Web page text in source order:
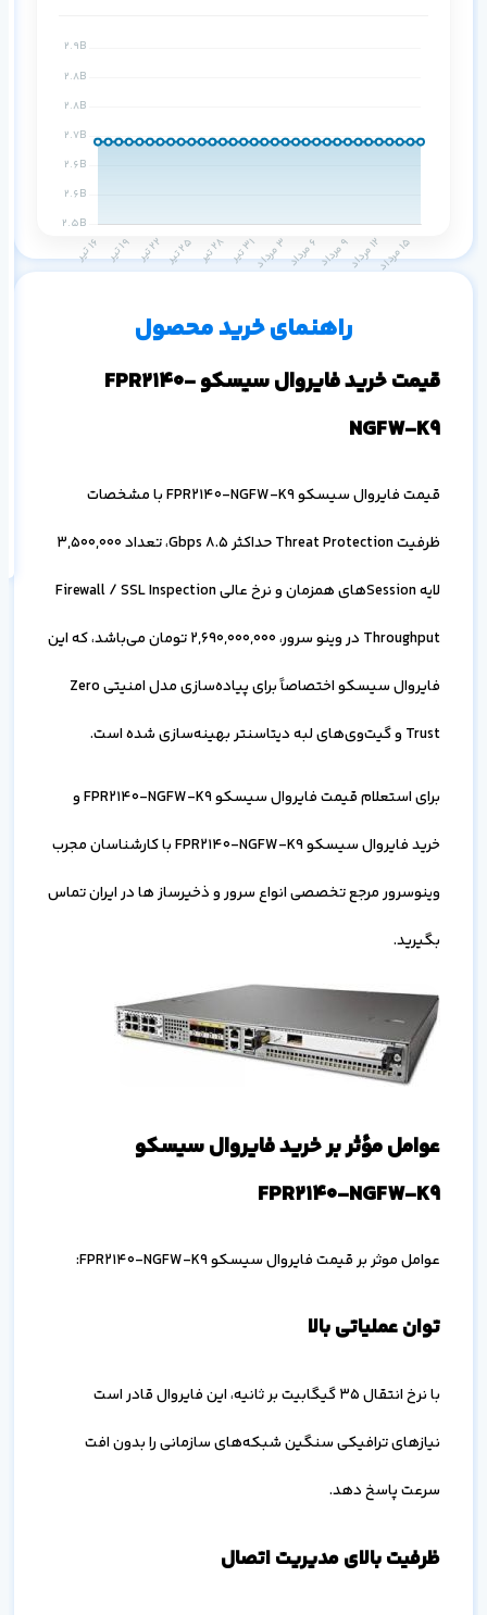
راهنمای خرید محصول
قیمت خرید فایروال سیسکو FPR2140-
NGFW-K9
قیمت فایروال سیسکو FPR2140-NGFW-K9 با مشخصات
ظرفیت Threat Protection حداکثر 8.5 Gbps، تعداد 3,500,000
لایه Sessionهای همزمان و نرخ عالی Firewall / SSL Inspection
Throughput در وینو سرور،
2,690,000,000تومان می‌باشد، که این
فایروال سیسکو اختصاصاً برای پیاده‌سازی مدل امنیتی Zero
Trust و گیت‌وی‌های لبه دیتاسنتر بهینه‌سازی شده است.
برای استعلام قیمت فایروال سیسکو FPR2140-NGFW-K9 و
خرید فایروال سیسکو FPR2140-NGFW-K9 با کارشناسان مجرب
وینوسرور مرجع تخصصی انواع سرور و ذخیرساز ها در ایران تماس
بگیرید.
عوامل مؤثر بر خرید فایروال سیسکو
FPR2140-NGFW-K9
عوامل موثر بر قیمت فایروال سیسکو FPR2140-NGFW-K9:
توان عملیاتی بالا
با نرخ انتقال ۳۵ گیگابیت بر ثانیه، این فایروال قادر است
نیازهای ترافیکی سنگین شبکه‌های سازمانی را بدون افت
سرعت پاسخ دهد.
ظرفیت بالای مدیریت اتصال